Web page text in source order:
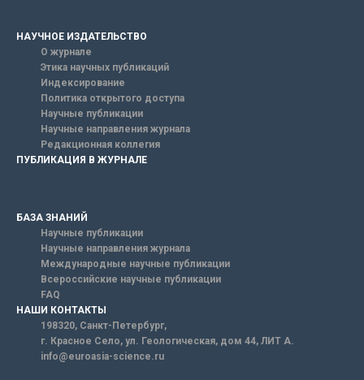
НАУЧНОЕ ИЗДАТЕЛЬСТВО
О журнале
Этика научных публикаций
Индексирование
Политика открытого доступа
Научные публикации
Научные направления журнала
Редакционная коллегия
ПУБЛИКАЦИЯ В ЖУРНАЛЕ
БАЗА ЗНАНИЙ
Научные публикации
Научные направления журнала
Международные научные публикации
Всероссийские научные публикации
FAQ
НАШИ КОНТАКТЫ
198320, Санкт-Петербург,
г. Красное Село, ул. Геологическая, дом 44, ЛИТ А.
info@euroasia-science.ru